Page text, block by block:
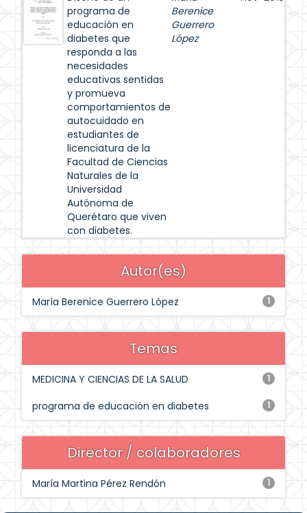
programa de
educación en
diabetes que
responda a las
necesidades
educativas sentidas
y promueva
comportamientos de
autocuidado en
estudiantes de
licenciatura de la
Facultad de Ciencias
Naturales de la
Universidad
Autónoma de
Querétaro que viven
con diabetes.
Berenice
Guerrero
López
Autor(es)
1
María Berenice Guerrero López
Temas
1
MEDICINA Y CIENCIAS DE LA SALUD
1
programa de educación en diabetes
Director / colaboradores
1
María Martina Pérez Rendón